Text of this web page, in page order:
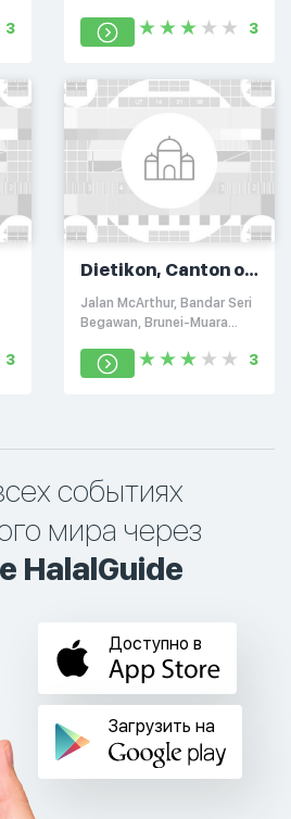
3 3
3
Dietikon, Canton of
Zurich
Jalan McArthur, Bandar Seri
Begawan, Brunei-Muara
3
событиях
мира через
HalalGuide
Доступно в
Загрузить на